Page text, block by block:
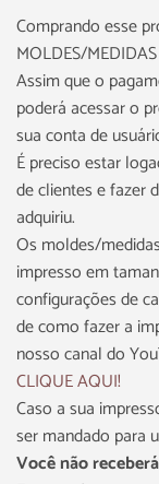
Comprando esse
MOLDES/
Assim que o
poderá acessar o
sua conta de
É preciso estar
de clientes e fazer
adquiriu.
Os moldes/
impresso em
configurações de
de como fazer a
nosso canal do
CLIQUE AQUI!
Caso a sua
ser mandado para
Você não